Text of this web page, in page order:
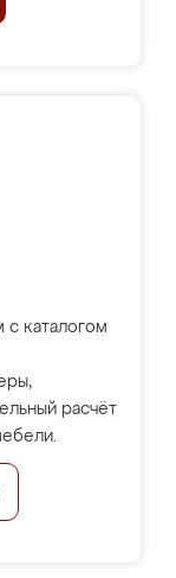
каталогом
расчёт